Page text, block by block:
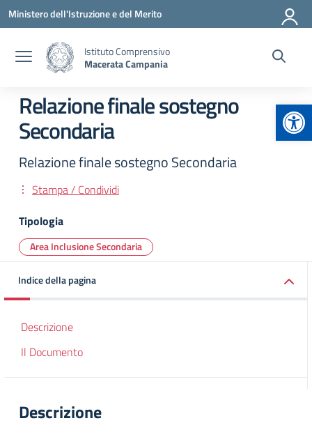
Vai ai contenuti
Vai al menu di navigazione
Vai al footer
Ministero dell'Istruzione e del Merito
Istituto Comprensivo
Macerata Campania
Relazione finale sostegno
Secondaria
Relazione finale sostegno Secondaria
Stampa / Condividi
Tipologia
Area Inclusione Secondaria
Indice della pagina
Descrizione
Il Documento
Descrizione